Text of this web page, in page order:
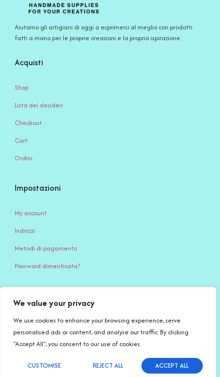
We value your privacy
We use cookies to enhance your browsing experience, serve
personalised ads or content, and analyse our traffic. By clicking
"Accept All", you consent to our use of cookies.
CUSTOMISE REJECT ALL ACCEPT ALL
Aiutamo gli artigiani di oggi a esprimersi al meglio con prodotti
fatti a mano per le proprie creazioni e la propria ispirazione.
Acquisti
Shop
Lista dei desideri
Checkout
Cart
Ordini
Impostazioni
My account
Indirizzi
Metodi di pagamento
Password dimenticata?
Serena Creazione di Serena Stampone – Via Giardino, 65 – 71032
Biccari (FG) – c.f. STMSRN95S45D643Q – P.IVA IT 04494740717 –
PEC: serenacreazioni@pec.it
Copyright © 2026 Serena Creazioni| Made with
by Salvatore
English